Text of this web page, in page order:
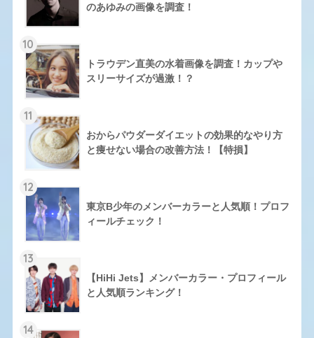
のあゆみの画像を調査！
10
トラウデン直美の水着画像を調査！カップや
スリーサイズが過激！？
11
おからパウダーダイエットの効果的なやり方
と痩せない場合の改善方法！【特損】
12
東京B少年のメンバーカラーと人気順！プロフ
ィールチェック！
13
【HiHi Jets】メンバーカラー・プロフィール
と人気順ランキング！
14